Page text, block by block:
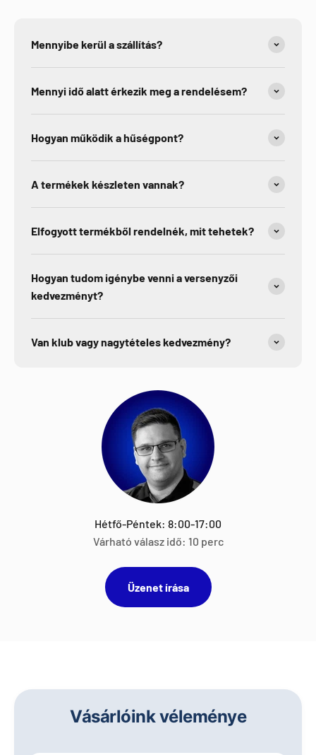
Mennyibe kerül a szállítás?
Mennyi idő alatt érkezik meg a rendelésem?
Hogyan működik a hűségpont?
A termékek készleten vannak?
Elfogyott termékből rendelnék, mit tehetek?
Hogyan tudom igénybe venni a versenyzői
kedvezményt?
Van klub vagy nagytételes kedvezmény?
Hétfő-Péntek: 8:00-17:00
Várható válasz idő: 10 perc
Üzenet írása
Vásárlóink véleménye